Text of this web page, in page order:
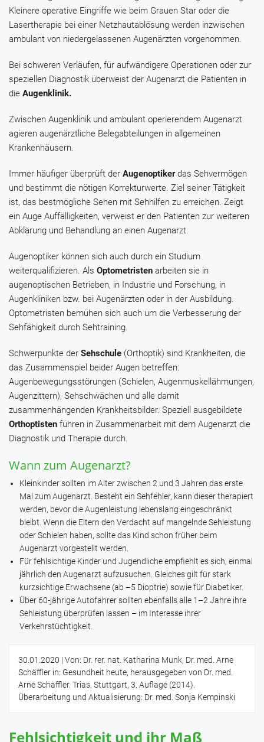
Kleinere operative Eingriffe wie beim Grauen Star oder die
Lasertherapie bei einer Netzhautablösung werden inzwischen
ambulant von niedergelassenen Augenärzten vorgenommen.
Bei schweren Verläufen, für aufwändigere Operationen oder zur
speziellen Diagnostik überweist der Augenarzt die Patienten in
die Augenklinik.
Zwischen Augenklinik und ambulant operierendem Augenarzt
agieren augenärztliche Belegabteilungen in allgemeinen
Krankenhäusern.
Immer häufiger überprüft der Augenoptikerdas Sehvermögen
und bestimmt die nötigen Korrekturwerte. Ziel seiner Tätigkeit
ist, das bestmögliche Sehen mit Sehhilfen zu erreichen. Zeigt
ein Auge Auffälligkeiten, verweist er den Patienten zur weiteren
Abklärung und Behandlung an einen Augenarzt.
Augenoptiker können sich auch durch ein Studium
weiterqualifizieren. Als Optometristen arbeiten sie in
augenoptischen Betrieben, in Industrie und Forschung, in
Augenkliniken bzw. bei Augenärzten oder in der Ausbildung.
Optometristen bemühen sich auch um die Verbesserung der
Sehfähigkeit durch Sehtraining.
Schwerpunkte der Sehschule (Orthoptik) sind Krankheiten, die
das Zusammenspiel beider Augen betreffen:
Augenbewegungsstörungen (Schielen, Augenmuskellähmungen,
Augenzittern), Sehschwächen und alle damit
zusammenhängenden Krankheitsbilder. Speziell ausgebildete
Orthoptisten führen in Zusammenarbeit mit dem Augenarzt die
Diagnostik und Therapie durch.
Wann zum Augenarzt?
Kleinkinder sollten im Alter zwischen 2 und 3 Jahren das erste
Mal zum Augenarzt. Besteht ein Sehfehler, kann dieser therapiert
werden, bevor die Augenleistung lebenslang eingeschränkt
bleibt. Wenn die Eltern den Verdacht auf mangelnde Sehleistung
oder Schielen haben, sollte das Kind schon früher beim
Augenarzt vorgestellt werden.
Für fehlsichtige Kinder und Jugendliche empfiehlt es sich, einmal
jährlich den Augenarzt aufzusuchen. Gleiches gilt für stark
kurzsichtige Erwachsene (ab –5 Dioptrie) sowie für Diabetiker.
Über 60-jährige Autofahrer sollten ebenfalls alle 1–2 Jahre ihre
Sehleistung überprüfen lassen – im Interesse ihrer
Verkehrstüchtigkeit.
30.01.2020 | Von: Dr. rer. nat. Katharina Munk, Dr. med. Arne
Schäffler in: Gesundheit heute, herausgegeben von Dr. med.
Arne Schäffler. Trias, Stuttgart, 3. Auflage (2014).
Überarbeitung und Aktualisierung: Dr. med. Sonja Kempinski
Fehlsichtigkeit und ihr Maß